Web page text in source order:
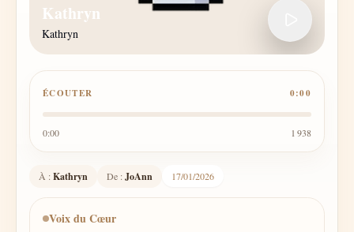
Kathryn
Kathryn
ÉCOUTER 0:00
0:00 1 938
À :Kathryn De :JoAnn 17/01/2026
Voix du Cœur